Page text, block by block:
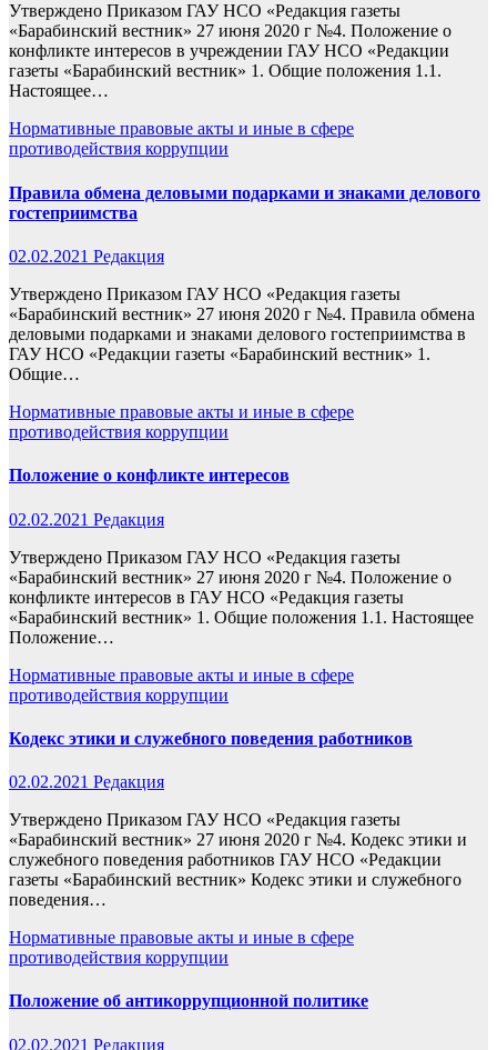
Утверждено Приказом ГАУ НСО «Редакция газеты
«Барабинский вестник» 27 июня 2020 г №4. Положение о
конфликте интересов в учреждении ГАУ НСО «Редакции
газеты «Барабинский вестник» 1. Общие положения 1.1.
Настоящее…
Нормативные правовые акты и иные в сфере
противодействия коррупции
Правила обмена деловыми подарками и знаками делового
гостеприимства
02.02.2021 Редакция
Утверждено Приказом ГАУ НСО «Редакция газеты
«Барабинский вестник» 27 июня 2020 г №4. Правила обмена
деловыми подарками и знаками делового гостеприимства в
ГАУ НСО «Редакции газеты «Барабинский вестник» 1.
Общие…
Нормативные правовые акты и иные в сфере
противодействия коррупции
Положение о конфликте интересов
02.02.2021 Редакция
Утверждено Приказом ГАУ НСО «Редакция газеты
«Барабинский вестник» 27 июня 2020 г №4. Положение о
конфликте интересов в ГАУ НСО «Редакция газеты
«Барабинский вестник» 1. Общие положения 1.1. Настоящее
Положение…
Нормативные правовые акты и иные в сфере
противодействия коррупции
Кодекс этики и служебного поведения работников
02.02.2021 Редакция
Утверждено Приказом ГАУ НСО «Редакция газеты
«Барабинский вестник» 27 июня 2020 г №4. Кодекс этики и
служебного поведения работников ГАУ НСО «Редакции
газеты «Барабинский вестник» Кодекс этики и служебного
поведения…
Нормативные правовые акты и иные в сфере
противодействия коррупции
Положение об антикоррупционной политике
02.02.2021 Редакция